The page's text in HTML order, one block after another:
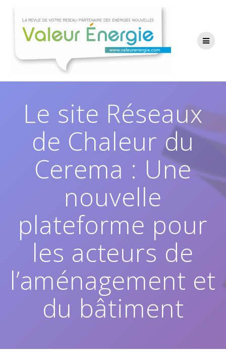
contenu
Le site Réseaux
de Chaleur du
Cerema : Une
nouvelle
plateforme pour
les acteurs de
l’aménagement et
du bâtiment